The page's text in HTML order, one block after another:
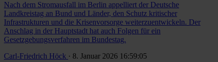
Nach dem Stromausfall im Berlin appelliert der Deutsche
Landkreistag an Bund und Länder, den Schutz kritischer
Infrastrukturen und die Krisenvorsorge weiterzuentwickeln. Der
Anschlag in der Hauptstadt hat auch Folgen für ein
Gesetzgebungsverfahren im Bundestag.
Carl-Friedrich Höck · 8. Januar 2026 16:59:05